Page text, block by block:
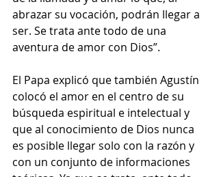
abrazar su vocación, podrán llegar a
ser. Se trata ante todo de una
aventura de amor con Dios”.
El Papa explicó que también Agustín
colocó el amor en el centro de su
búsqueda espiritual e intelectual y
que al conocimiento de Dios nunca
es posible llegar solo con la razón y
con un conjunto de informaciones